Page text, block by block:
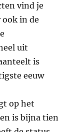
vind je
in de
uit
is
eeuw
op het
is bijna tien